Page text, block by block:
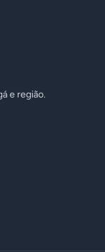
e região.